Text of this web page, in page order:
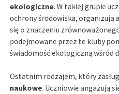
ekologiczne. W takiej grupie
ochrony środowiska, organizują
się o znaczeniu
podejmowane przez te kluby
świadomość ekologiczną wśród
Ostatnim rodzajem, który
naukowe. Uczniowie angażują